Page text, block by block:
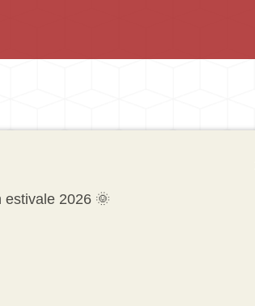
estivale 2026 🌞